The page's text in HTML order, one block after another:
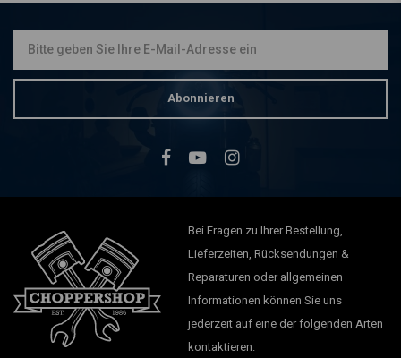
Abonnieren
Bei Fragen zu Ihrer Bestellung,
Lieferzeiten, Rücksendungen &
Reparaturen oder allgemeinen
Informationen können Sie uns
jederzeit auf eine der folgenden Arten
kontaktieren.